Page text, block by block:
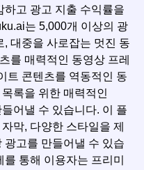
하고 광고 지출 수익률을
는 5,000개 이상의 광
대중을 사로잡는 멋진 동
를 매력적인 동영상 프레
트 콘텐츠를 역동적인 동
록을 위한 매력적인
어낼 수 있습니다. 이 플
막, 다양한 스타일을 제
광고를 만들어낼 수 있습
통해 이용자는 프리미